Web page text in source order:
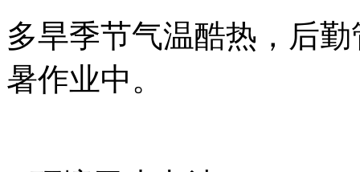
多旱季节气温酷热，后
暑作业中。